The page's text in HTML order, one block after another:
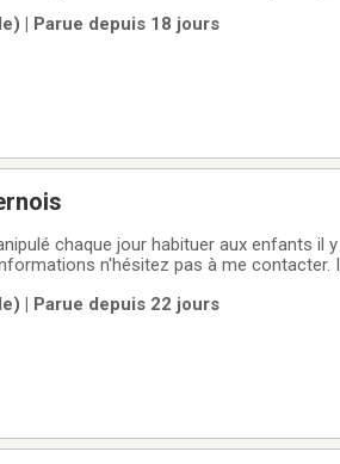
| Parue depuis 18 jours
chaque jour habituer aux enfants il
n'hésitez pas à me contacter.
| Parue depuis 22 jours